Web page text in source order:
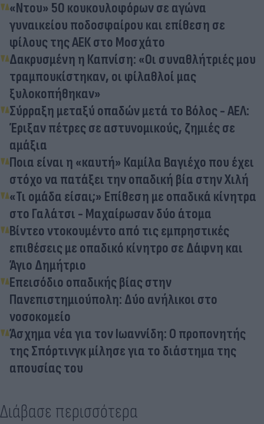
«Ντου» 50 κουκουλοφόρων σε αγώνα
γυναικείου ποδοσφαίρου και επίθεση σε
φίλους της ΑΕΚ στο Μοσχάτο
Δακρυσμένη η Καπνίση: «Οι συναθλήτριές μου
τραμπουκίστηκαν, οι φίλαθλοί μας
ξυλοκοπήθηκαν»
Σύρραξη μεταξύ οπαδών μετά το Βόλος - ΑΕΛ:
Έριξαν πέτρες σε αστυνομικούς, ζημιές σε
αμάξια
Ποια είναι η «καυτή» Καμίλα Βαγιέχο που έχει
στόχο να πατάξει την οπαδική βία στην Χιλή
«Τι ομάδα είσαι;» Επίθεση με οπαδικά κίνητρα
στο Γαλάτσι - Μαχαίρωσαν δύο άτομα
Βίντεο ντοκουμέντο από τις εμπρηστικές
επιθέσεις με οπαδικό κίνητρο σε Δάφνη και
Άγιο Δημήτριο
Επεισόδιο οπαδικής βίας στην
Πανεπιστημιούπολη: Δύο ανήλικοι στο
νοσοκομείο
Άσχημα νέα για τον Ιωαννίδη: Ο προπονητής
της Σπόρτινγκ μίλησε για το διάστημα της
απουσίας του
Διάβασε περισσότερα